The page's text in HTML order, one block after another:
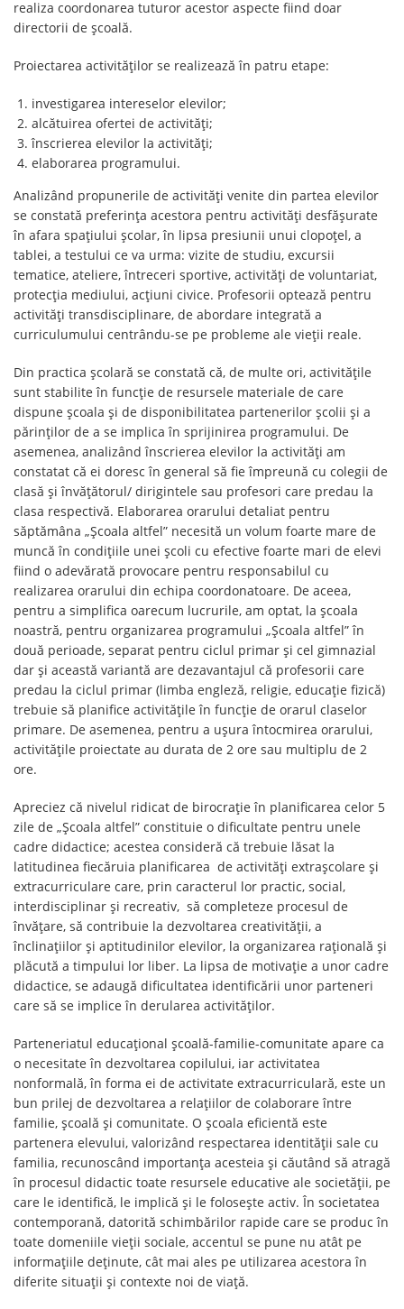
realiza coordonarea tuturor acestor aspecte fiind doar
directorii de școală.
Proiectarea activităților se realizează în patru etape:
investigarea intereselor elevilor;
alcătuirea ofertei de activități;
înscrierea elevilor la activități;
elaborarea programului.
Analizând propunerile de activități venite din partea elevilor
se constată preferința acestora pentru activități desfășurate
în afara spațiului școlar, în lipsa presiunii unui clopoțel, a
tablei, a testului ce va urma: vizite de studiu, excursii
tematice, ateliere, întreceri sportive, activități de voluntariat,
protecția mediului, acțiuni civice. Profesorii optează pentru
activități transdisciplinare, de abordare integrată a
curriculumului centrându-se pe probleme ale vieții reale.
Din practica școlară se constată că, de multe ori, activitățile
sunt stabilite în funcție de resursele materiale de care
dispune școala și de disponibilitatea partenerilor școlii și a
părinților de a se implica în sprijinirea programului. De
asemenea, analizând înscrierea elevilor la activități am
constatat că ei doresc în general să fie împreună cu colegii de
clasă și învățătorul/ dirigintele sau profesori care predau la
clasa respectivă. Elaborarea orarului detaliat pentru
săptămâna „Școala altfel” necesită un volum foarte mare de
muncă în condițiile unei școli cu efective foarte mari de elevi
fiind o adevărată provocare pentru responsabilul cu
realizarea orarului din echipa coordonatoare. De aceea,
pentru a simplifica oarecum lucrurile, am optat, la școala
noastră, pentru organizarea programului „Școala altfel” în
două perioade, separat pentru ciclul primar și cel gimnazial
dar și această variantă are dezavantajul că profesorii care
predau la ciclul primar (limba engleză, religie, educație fizică)
trebuie să planifice activitățile în funcție de orarul claselor
primare. De asemenea, pentru a ușura întocmirea orarului,
activitățile proiectate au durata de 2 ore sau multiplu de 2
ore.
Apreciez că nivelul ridicat de birocrație în planificarea celor 5
zile de „Școala altfel” constituie o dificultate pentru unele
cadre didactice; acestea consideră că trebuie lăsat la
latitudinea fiecăruia planificarea de activități extrașcolare și
extracurriculare care, prin caracterul lor practic, social,
interdisciplinar și recreativ, să completeze procesul de
învăţare, să contribuie la dezvoltarea creativității, a
înclinaţiilor şi aptitudinilor elevilor, la organizarea raţională şi
plăcută a timpului lor liber. La lipsa de motivație a unor cadre
didactice, se adaugă dificultatea identificării unor parteneri
care să se implice în derularea activităților.
Parteneriatul educațional școală-familie-comunitate apare ca
o necesitate în dezvoltarea copilului, iar activitatea
nonformală, în forma ei de activitate extracurriculară, este un
bun prilej de dezvoltarea a relațiilor de colaborare între
familie, școală și comunitate. O școala eficientă este
partenera elevului, valorizând respectarea identității sale cu
familia, recunoscând importanța acesteia și căutând să atragă
în procesul didactic toate resursele educative ale societății, pe
care le identifică, le implică și le folosește activ. În societatea
contemporană, datorită schimbărilor rapide care se produc în
toate domeniile vieţii sociale, accentul se pune nu atât pe
informațiile deținute, cât mai ales pe utilizarea acestora în
diferite situații și contexte noi de viață.